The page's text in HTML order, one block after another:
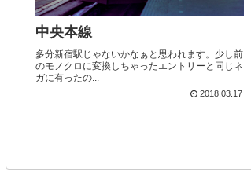
中央本線
多分新宿駅じゃないかなぁと思われます。少し前
のモノクロに変換しちゃったエントリーと同じネ
ガに有ったの...
2018.03.17